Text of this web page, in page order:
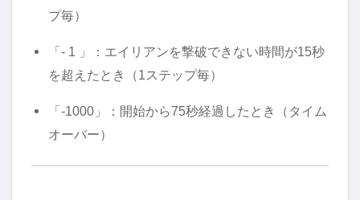
プ毎）
「- 1 」：エイリアンを撃破できない時間が15秒
を超えたとき（1ステップ毎）
「-1000」：開始から75秒経過したとき（タイム
オーバー）